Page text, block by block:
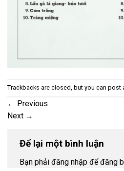
Trackbacks are closed, but you can post
← Previous
Next →
Để lại một bình luận
Bạn phải đăng nhập để đăng